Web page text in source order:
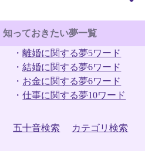
知っておきたい夢一覧
・離婚に関する夢5ワード
・結婚に関する夢6ワード
・ お金に関する夢6ワード
・仕事に関する夢10ワード
五十音検索 カテゴリ検索